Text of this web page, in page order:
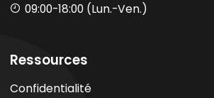
09:00-18:00 (Lun.-Ven.)
Ressources
Confidentialité